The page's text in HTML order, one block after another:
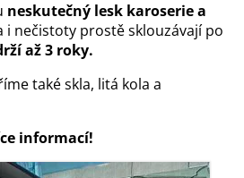
neskutečný lesk karoserie a
i nečistoty prostě sklouzávají po
až 3 roky.
také skla, litá kola a
informací!